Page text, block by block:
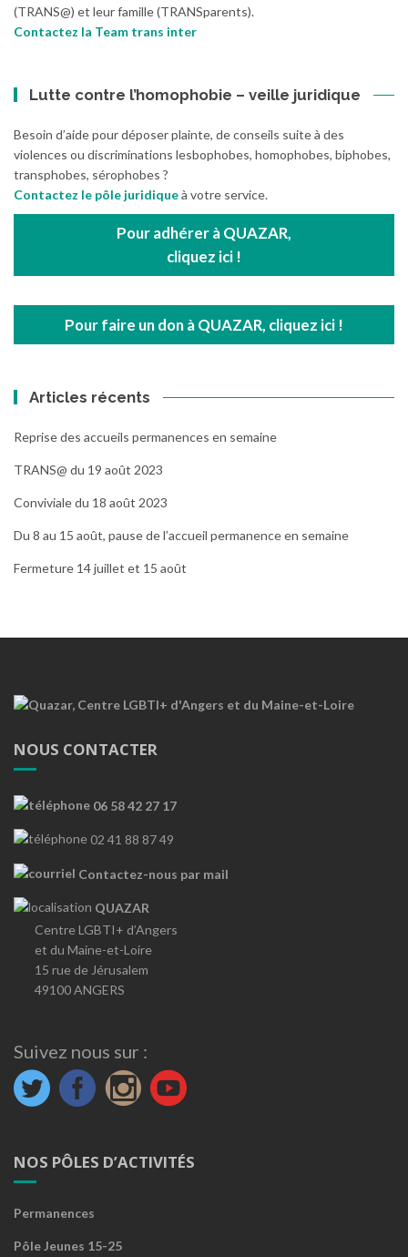
(TRANS@) et leur famille (TRANSparents).
Contactez la Team trans inter
Lutte contre l’homophobie – veille juridique
Besoin d’aide pour déposer plainte, de conseils suite à des
violences ou discriminations lesbophobes, homophobes, biphobes,
transphobes, sérophobes ?
Contactez le pôle juridiqueà votre service.
Pour adhérer à QUAZAR,
cliquez ici !
Pour faire un don à QUAZAR, cliquez ici !
Articles récents
Reprise des accueils permanences en semaine
TRANS@ du 19 août 2023
Conviviale du 18 août 2023
Du 8 au 15 août, pause de l’accueil permanence en semaine
Fermeture 14 juillet et 15 août
NOUS CONTACTER
06 58 42 27 17
02 41 88 87 49
Contactez-nous par mail
QUAZAR
Centre LGBTI+ d’Angers
et du Maine-et-Loire
15 rue de Jérusalem
49100 ANGERS
Suivez nous sur :
NOS PÔLES D’ACTIVITÉS
Permanences
Pôle Jeunes 15-25